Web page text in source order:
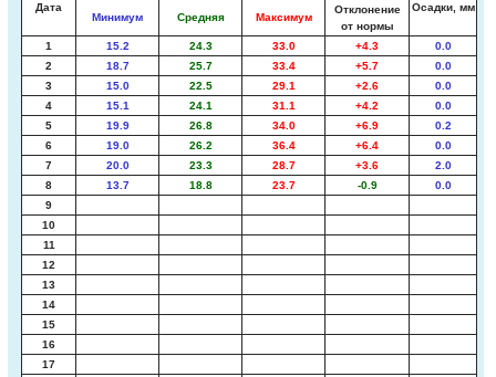
Дата
Осадки, мм
Минимум
Средняя Максимум
Отклонение
от нормы
1
15.2 24.3 33.0 +4.3
0.0
2
18.7 25.7 33.4 +5.7
0.0
3
15.0 22.5 29.1 +2.6
0.0
4
15.1 24.1 31.1 +4.2
0.0
5
19.9 26.8 34.0 +6.9
0.2
6
19.0 26.2 36.4 +6.4
0.0
7
20.0 23.3 28.7 +3.6
2.0
8
13.7 18.8 23.7 -0.9
0.0
9
10
11
12
13
14
15
16
17